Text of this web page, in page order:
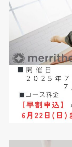
店舗
よく
お問